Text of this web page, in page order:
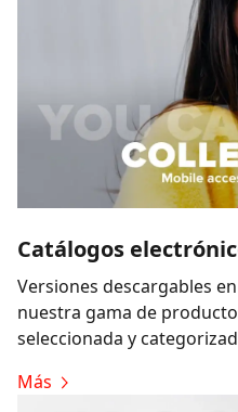
Catálogos
Versiones descargables
nuestra gama de
seleccionada y
Más